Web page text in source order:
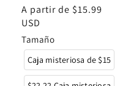
totales
Precio
habitual
A partir de $15.99
USD
Tamaño
Caja misteriosa de $15